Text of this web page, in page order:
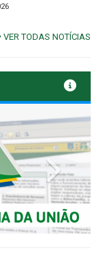
VER TODAS NOTÍCIAS
Next